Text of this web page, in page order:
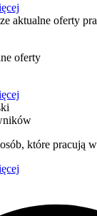
oferty
które pracują